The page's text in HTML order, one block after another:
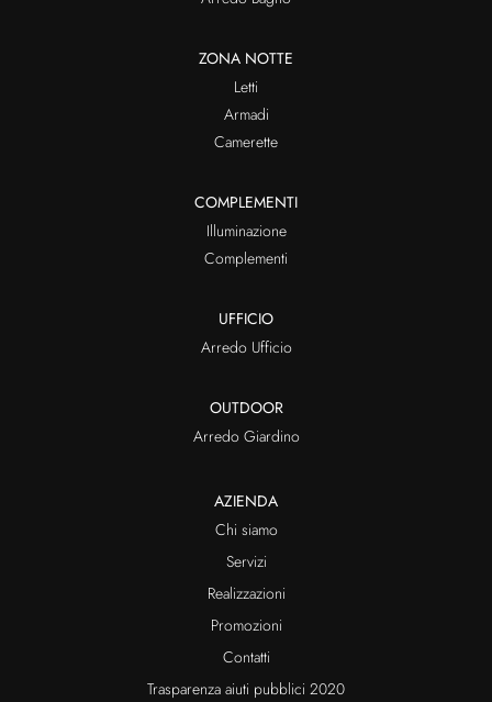
ZONA NOTTE
Letti
Armadi
Camerette
COMPLEMENTI
Illuminazione
Complementi
UFFICIO
Arredo Ufficio
OUTDOOR
Arredo Giardino
AZIENDA
Chi siamo
Servizi
Realizzazioni
Promozioni
Contatti
Trasparenza aiuti pubblici 2020